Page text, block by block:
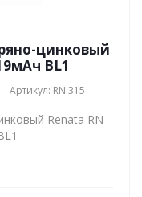
цинковый
1.55В 19мАч BL1
Артикул: RN 315
Renata RN